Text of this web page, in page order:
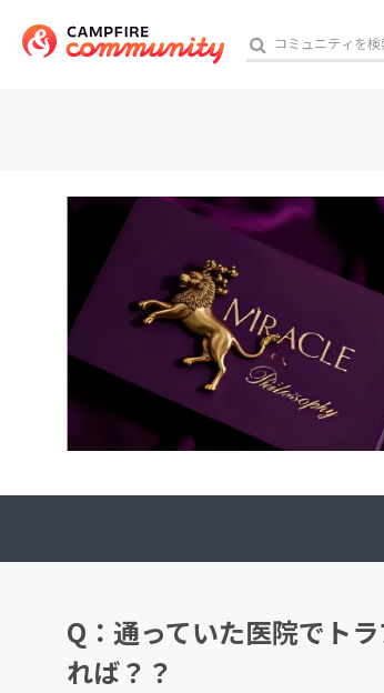
アート・写真
テクノロジー・ガ
映像・映画
ビジネス・起業
チャレンジ
Q：通っていた医院でト
れば？？